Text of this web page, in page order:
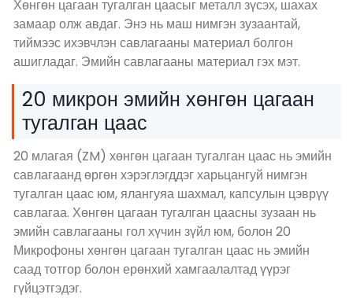
Хөнгөн цагаан тугалган цаасыг металл зүсэх, шахах
замаар олж авдаг. Энэ нь маш нимгэн зузаантай,
тиймээс ихэвчлэн савлагааны материал болгон
ашигладаг. Эмийн савлагааны материал гэх мэт.
20 микрон эмийн хөнгөн цагаан
тугалган цаас
20 млагая (ZM) хөнгөн цагаан тугалган цаас нь эмийн
савлагаанд өргөн хэрэглэгддэг харьцангуй нимгэн
тугалган цаас юм, ялангуяа шахмал, капсулын цэврүү
савлагаа. Хөнгөн цагаан тугалган цаасны зузаан нь
эмийн савлагааны гол хүчин зүйл юм, болон 20
Микрофоны хөнгөн цагаан тугалган цаас нь эмийн
саад тотгор болон ерөнхий хамгаалалтад үүрэг
гүйцэтгэдэг.